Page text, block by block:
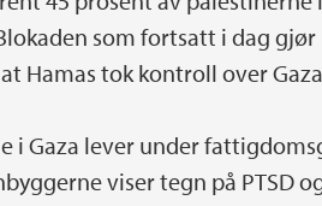
som fortsatt i dag
Hamas tok kontroll over
i Gaza lever under
viser tegn på PTSD